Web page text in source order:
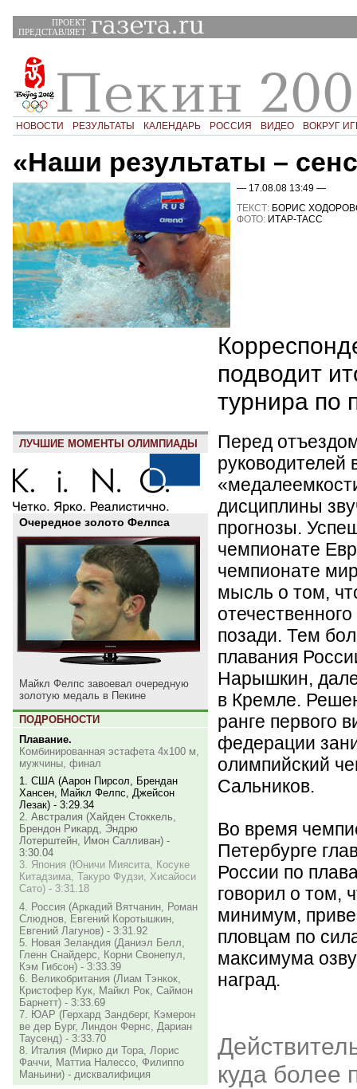
ПРОЕКТ
ПРЕДСТАВЛЯЕТ
НОВОСТИ РЕЗУЛЬТАТЫ КАЛЕНДАРЬ РОССИЯ ВИДЕО ВОКРУГ
«Наши результаты –
— 17.08.08 13:49 —
ТЕКСТ: БОРИС
ФОТО: ИТАР-ТАСС
подводит
турнира по
ЛУЧШИЕ МОМЕНТЫ ОЛИМПИАДЫ
Очередное золото Фелпса
Майкл Фелпс завоевал очередную
золотую медаль в Пекине
ПОДРОБНОСТИ
Плавание.
Комбинированная эстафета 4х100 м,
мужчины, финал
1. США (Аарон Пирсол, Брендан
Хансен, Майкл Фелпс, Джейсон
Лезак) - 3:29.34
2. Австралия (Хайден Стоккель,
Брендон Рикард, Эндрю
Лотерштейн, Имон Салливан) -
3:30.04
3. Япония (Юничи Миясита, Косуке
Китадзима, Такуро Фудзи, Хисайоси
Сато) - 3:31.18
4. Россия (Аркадий Вятчанин, Роман
Слюднов, Евгений Коротышкин,
Евгений Лагунов) - 3:31.92
5. Новая Зеландия (Даниэл Белл,
Гленн Снайдерс, Корни Свонепул,
Кэм Гибсон) - 3:33.39
6. Великобритания (Лиам Тэнкок,
Кристофер Кук, Майкл Рок, Саймон
Барнетт) - 3:33.69
7. ЮАР (Герхард Зандберг, Кэмерон
ве дер Бург, Линдон Фернс, Дариан
Таусенд) - 3:33.70
8. Италия (Мирко ди Тора, Лорис
Фаччи, Маттиа Налессо, Филиппо
Маньини) - дисквалифиция
Перед
руководителей
дисциплины
прогнозы.
чемпионате
чемпионате
мысль о том,
позади. Тем
плавания
Нарышкин,
в Кремле.
ранге первого
федерации
олимпийский
Сальников.
Во время
Петербурге
России по
говорил о том,
минимум,
пловцам по
максимума
наград.
куда более